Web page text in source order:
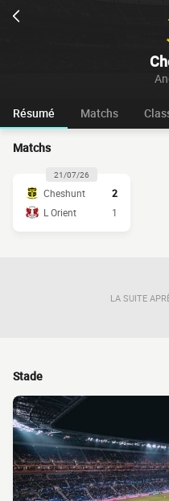
Résumé Matchs
Matchs
21/07/26
Cheshunt
2
L Orient
1
LA SUITE
Stade